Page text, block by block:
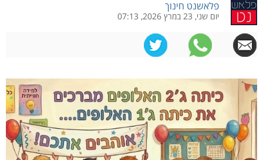
פלאשנט חינוך
יום שני, 23 במרץ 2026, 07:13